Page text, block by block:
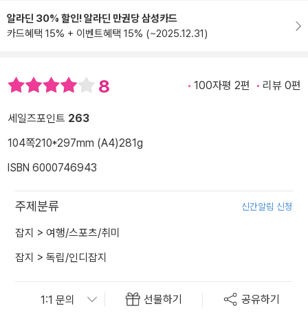
알라딘 30% 할인! 알라딘 만권당 삼성카드
카드혜택 15% + 이벤트혜택 15% (~2025.12.31)
8 100자평 2편 리뷰 0편
세일즈포인트 263
104쪽210*297mm (A4)281g
ISBN 6000746943
주제분류 신간알림 신청
잡지 > 여행/스포츠/취미
잡지 > 독립/인디잡지
선물하기 공유하기